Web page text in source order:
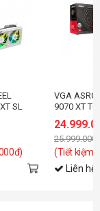
SL
VGA
9070 XT
(Tiết kiệm:
Liên hệ